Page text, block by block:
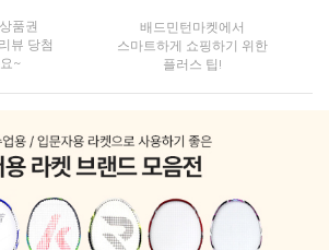
품권
뷰 당첨
~
배드민턴마켓에서
스마트하게 쇼핑하기 위한
플러스 팁!